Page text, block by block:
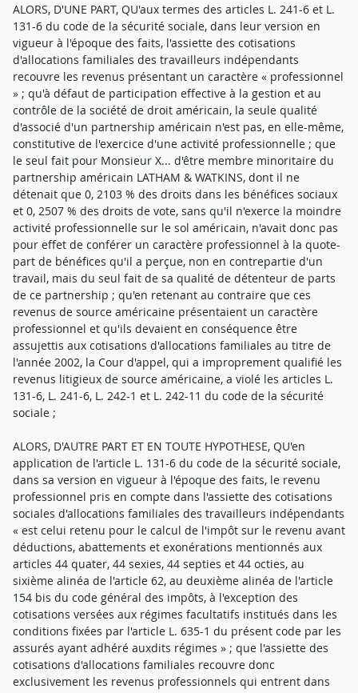
ALORS, D'UNE PART, QU'aux termes des articles L. 241-6 et L.
131-6 du code de la sécurité sociale, dans leur version en
vigueur à l'époque des faits, l'assiette des cotisations
d'allocations familiales des travailleurs indépendants
recouvre les revenus présentant un caractère « professionnel
» ; qu'à défaut de participation effective à la gestion et au
contrôle de la société de droit américain, la seule qualité
d'associé d'un partnership américain n'est pas, en elle-même,
constitutive de l'exercice d'une activité professionnelle ; que
le seul fait pour Monsieur X... d'être membre minoritaire du
partnership américain LATHAM & WATKINS, dont il ne
détenait que 0, 2103 % des droits dans les bénéfices sociaux
et 0, 2507 % des droits de vote, sans qu'il n'exerce la moindre
activité professionnelle sur le sol américain, n'avait donc pas
pour effet de conférer un caractère professionnel à la quote-
part de bénéfices qu'il a perçue, non en contrepartie d'un
travail, mais du seul fait de sa qualité de détenteur de parts
de ce partnership ; qu'en retenant au contraire que ces
revenus de source américaine présentaient un caractère
professionnel et qu'ils devaient en conséquence être
assujettis aux cotisations d'allocations familiales au titre de
l'année 2002, la Cour d'appel, qui a improprement qualifié les
revenus litigieux de source américaine, a violé les articles L.
131-6, L. 241-6, L. 242-1 et L. 242-11 du code de la sécurité
sociale ;
ALORS, D'AUTRE PART ET EN TOUTE HYPOTHESE, QU'en
application de l'article L. 131-6 du code de la sécurité sociale,
dans sa version en vigueur à l'époque des faits, le revenu
professionnel pris en compte dans l'assiette des cotisations
sociales d'allocations familiales des travailleurs indépendants
« est celui retenu pour le calcul de l'impôt sur le revenu avant
déductions, abattements et exonérations mentionnés aux
articles 44 quater, 44 sexies, 44 septies et 44 octies, au
sixième alinéa de l'article 62, au deuxième alinéa de l'article
154 bis du code général des impôts, à l'exception des
cotisations versées aux régimes facultatifs institués dans les
conditions fixées par l'article L. 635-1 du présent code par les
assurés ayant adhéré auxdits régimes » ; que l'assiette des
cotisations d'allocations familiales recouvre donc
exclusivement les revenus professionnels qui entrent dans